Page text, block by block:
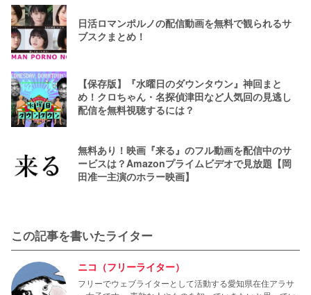
日活ロマンポルノの配信動画を無料で観られるサ
ブスクまとめ！
【保存版】『水曜日のダウンタウン』神回まと
め！クロちゃん・名探偵津田など人気回の見逃し
配信を無料視聴するには？
無料あり！映画『来る』のフル動画を配信中のサ
ービスは？Amazonプライムビデオで見放題【岡
田准一主演のホラー映画】
この記事を書いたライター
ニコ（フリーライター）
フリーでウェブライターとして活動する愛知県在住アラサ